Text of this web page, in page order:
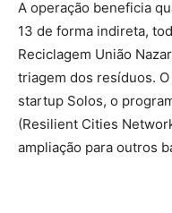
A operação beneficia
13 de forma indireta,
Reciclagem União
triagem dos resíduos.
startup Solos, o
(Resilient Cities
ampliação para outros